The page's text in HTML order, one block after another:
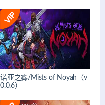
诺亚之雾/Mists of Noyah（v
0.0.6）